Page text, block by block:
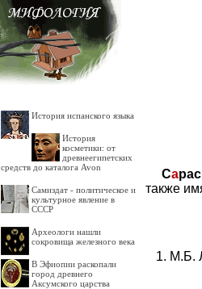
История испанского языка
История
косметики: от
древнеегипетских
средств до каталога Avon
Самиздат - политическое и
культурное явление в
СССР
Археологи нашли
сокровища железного века
В Эфиопии раскопали
город древнего
Аксумского царства
Са
также
М.Б.